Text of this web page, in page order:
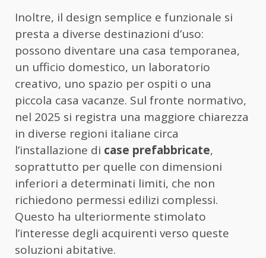
Inoltre, il design semplice e funzionale si
presta a diverse destinazioni d’uso:
possono diventare una casa temporanea,
un ufficio domestico, un laboratorio
creativo, uno spazio per ospiti o una
piccola casa vacanze. Sul fronte normativo,
nel 2025 si registra una maggiore chiarezza
in diverse regioni italiane circa
l’installazione di case prefabbricate,
soprattutto per quelle con dimensioni
inferiori a determinati limiti, che non
richiedono permessi edilizi complessi.
Questo ha ulteriormente stimolato
l’interesse degli acquirenti verso queste
soluzioni abitative.